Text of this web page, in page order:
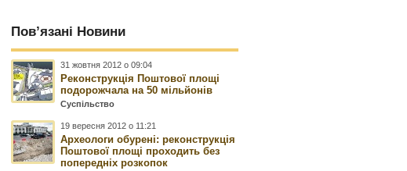
Пов’язані Новини
31 жовтня 2012 о 09:04
Реконструкція Поштової площі
подорожчала на 50 мільйонів
Суспільство
19 вересня 2012 о 11:21
Археологи обурені: реконструкція
Поштової площі проходить без
попередніх розкопок